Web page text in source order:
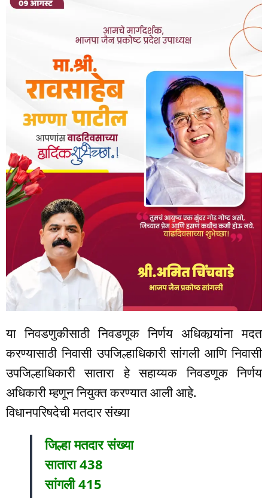
या निवडणुकीसाठी निवडणूक निर्णय अधिकार्‍यांना मदत
करण्यासाठी निवासी उपजिल्हाधिकारी सांगली आणि निवासी
उपजिल्हाधिकारी सातारा हे सहाय्यक निवडणूक निर्णय
अधिकारी म्हणून नियुक्त करण्यात आली आहे.
विधानपरिषदेची मतदार संख्या
जिल्हा मतदार संख्या
सातारा 438
सांगली 415